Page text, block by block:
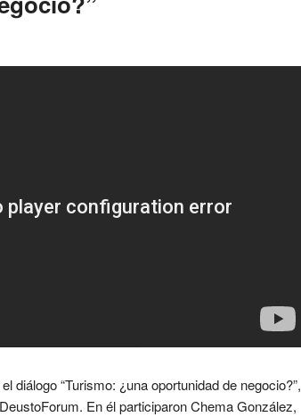
diálogo “Turismo: ¿una oportunidad de negocio?”,
En él participaron Chema González,